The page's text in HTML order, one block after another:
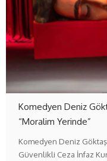
Komedyen Deniz
“Moralim Yerinde”
Komedyen Deniz
Güvenlikli Ceza İnfaz